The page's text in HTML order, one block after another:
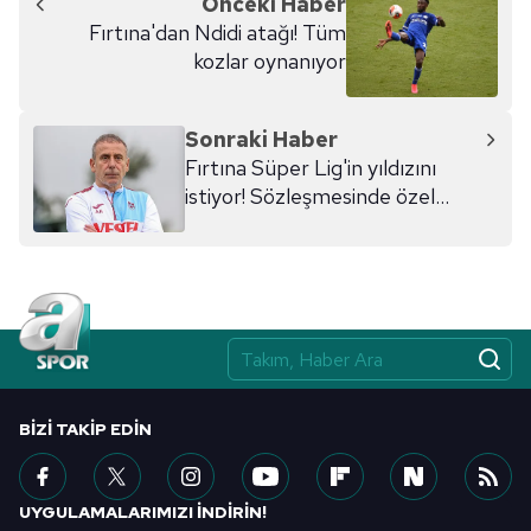
kullanılmaktadır. Diğer çerezler, sitemizin daha işlevsel
kılınması ve kişiselleştirilmesi ve sizlere yönelik
reklam/pazarlama faaliyetlerinin yapılması, amaçlarıyla
sınırlı olarak açık rızanız dahilinde kullanılacaktır.
Çerezlere ilişkin tercihlerinizi aşağıda yer alan panel
vasıtasıyla belirleyebilirsiniz. Çerezlere ilişkin detaylı bilgi
için Ayarlar butonuna tıklayabilir,
Çerez Bilgilendirme
6698 sayılı Kişisel Verilerin Korunması Kanunu uyarınca
hazırlanmış Aydınlatma Metnimizi okumak ve sitemizde
ilgili mevzuata uygun olarak kullanılan çerezlerle ilgili bilgi
almak için lütfentıklayınız.
Fırtına'dan Ndidi atağı! Tüm
kozlar oynanıyor
Sonraki Haber
Fırtına Süper Lig'in yıldızını
istiyor! Sözleşmesinde özel
BIZI TAKIP EDIN
UYGULAMALARIMIZI İNDİRİN!